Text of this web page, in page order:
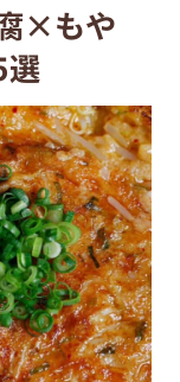
×もや
選